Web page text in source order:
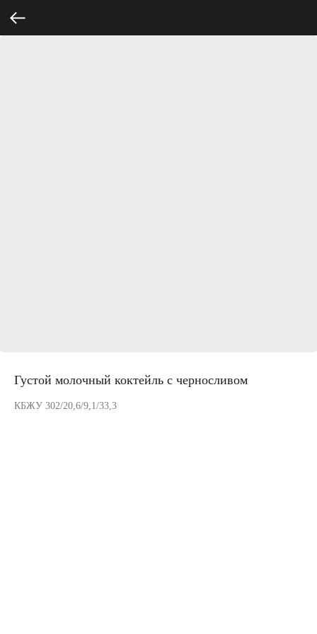
Густой молочный коктейль с черносливом
КБЖУ 302/20,6/9,1/33,3